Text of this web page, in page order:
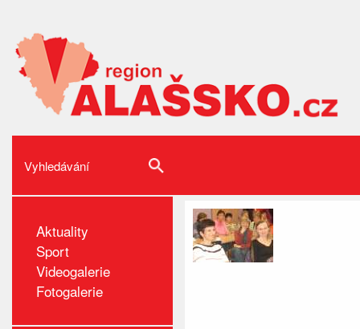
Aktuality
Sport
Videogalerie
Fotogalerie